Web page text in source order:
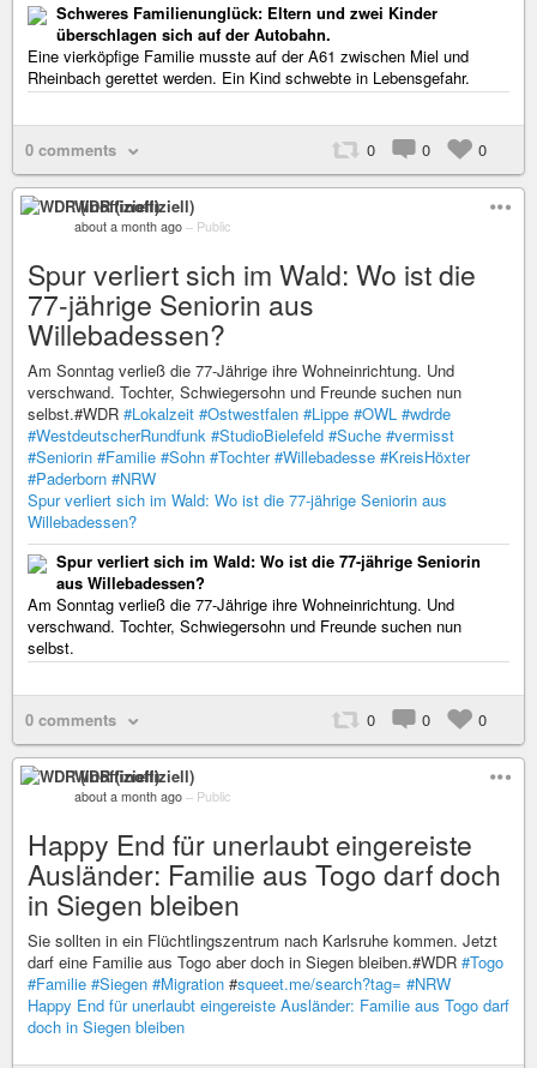
Schweres Familienunglück: Eltern und zwei Kinder
überschlagen sich auf der Autobahn.
Eine vierköpfige Familie musste auf der A61 zwischen Miel und
Rheinbach gerettet werden. Ein Kind schwebte in Lebensgefahr.
0 comments 0 0 0
WDR (inoffiziell)
about a month ago – Public
Spur verliert sich im Wald: Wo ist die
77-jährige Seniorin aus
Willebadessen?
Am Sonntag verließ die 77-Jährige ihre Wohneinrichtung. Und
verschwand. Tochter, Schwiegersohn und Freunde suchen nun
selbst.#WDR #Lokalzeit #Ostwestfalen #Lippe #OWL #wdrde
#WestdeutscherRundfunk #StudioBielefeld #Suche #vermisst
#Seniorin #Familie #Sohn #Tochter #Willebadesse #KreisHöxter
#Paderborn #NRW
Spur verliert sich im Wald: Wo ist die 77-jährige Seniorin aus
Willebadessen?
Spur verliert sich im Wald: Wo ist die 77-jährige Seniorin
aus Willebadessen?
Am Sonntag verließ die 77-Jährige ihre Wohneinrichtung. Und
verschwand. Tochter, Schwiegersohn und Freunde suchen nun
selbst.
0 comments 0 0 0
WDR (inoffiziell)
about a month ago – Public
Happy End für unerlaubt eingereiste
Ausländer: Familie aus Togo darf doch
in Siegen bleiben
Sie sollten in ein Flüchtlingszentrum nach Karlsruhe kommen. Jetzt
darf eine Familie aus Togo aber doch in Siegen bleiben.#WDR #Togo
#Familie #Siegen #Migration #squeet.me/search?tag= #NRW
Happy End für unerlaubt eingereiste Ausländer: Familie aus Togo darf
doch in Siegen bleiben